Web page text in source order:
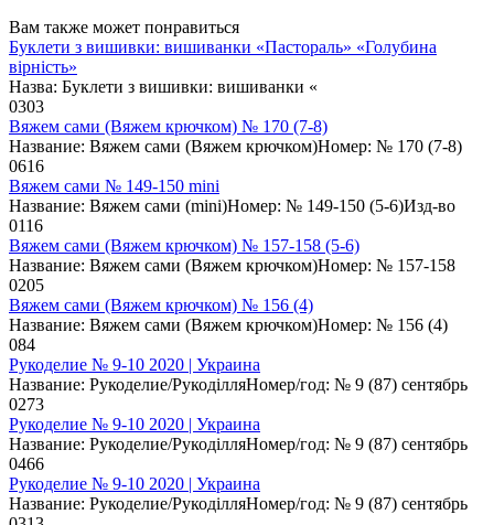
Вам также может понравиться
Буклети з вишивки: вишиванки «Пастораль» «Голубина
вірність»
Назва: Буклети з вишивки: вишиванки «
0303
Вяжем сами (Вяжем крючком) № 170 (7-8)
Название: Вяжем сами (Вяжем крючком)Номер: № 170 (7-8)
0616
Вяжем сами № 149-150 mini
Название: Вяжем сами (mini)Номер: № 149-150 (5-6)Изд-во
0116
Вяжем сами (Вяжем крючком) № 157-158 (5-6)
Название: Вяжем сами (Вяжем крючком)Номер: № 157-158
0205
Вяжем сами (Вяжем крючком) № 156 (4)
Название: Вяжем сами (Вяжем крючком)Номер: № 156 (4)
084
Рукоделие № 9-10 2020 | Украина
Название: Рукоделие/РукоділляНомер/год: № 9 (87) сентябрь
0273
Рукоделие № 9-10 2020 | Украина
Название: Рукоделие/РукоділляНомер/год: № 9 (87) сентябрь
0466
Рукоделие № 9-10 2020 | Украина
Название: Рукоделие/РукоділляНомер/год: № 9 (87) сентябрь